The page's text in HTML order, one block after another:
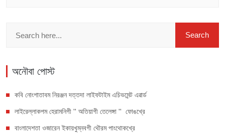
অনৌবা পোস্ট
কবি নোংশাতাবম নিরঞ্জন দত্তদা লাইফটাইম এচিভমেন্ট এৱার্ড
লাইরেল্লাকপম হেরামনিগী '' অতিয়াগী তেলেঙ্গা '' ফোঙখ্রে
বাংলাদেশতা ওজারেন ইকায়খুম্নবগী থৌরম পাংথোকখ্রে